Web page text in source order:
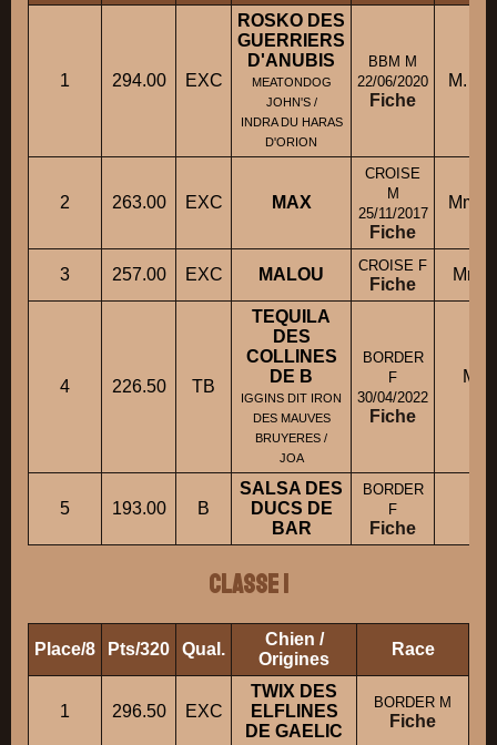
1 294.00 EXC
ROSKO DES
GUERRIERS
D'ANUBIS
MEATONDOG
JOHN'S /
INDRA DU HARAS
D'ORION
BBM M
22/06/2020
Fiche
M.
2 263.00 EXC MAX
CROISE
M
25/11/2017
Fiche
Mme
3 257.00 EXC MALOU CROISE F
Fiche
4 226.50 TB
TEQUILA
DES
COLLINES
DE B
IGGINS DIT IRON
DES MAUVES
BRUYERES /
JOA
BORDER
F
30/04/2022
Fiche
5 193.00 B
SALSA DES
DUCS DE
BAR
BORDER
F
Fiche
Classe 1
Place/8 Pts/320 Qual.
Chien /
Origines
Race
1 296.50 EXC
TWIX DES
ELFLINES
DE GAELIC
BORDER M
Fiche